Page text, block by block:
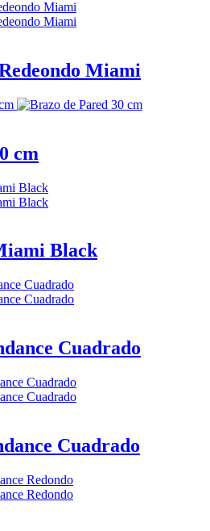
Miami
cm
Black
Cuadrado
Cuadrado